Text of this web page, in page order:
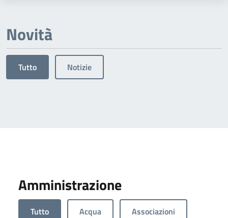
Novità
Tutto Notizie
Amministrazione
Tutto Acqua Associazioni